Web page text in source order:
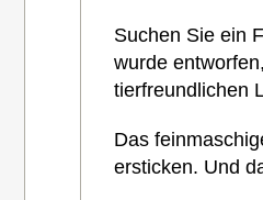
Suchen Sie ein
wurde
tierfreundlichen
Das
ersticken. Und